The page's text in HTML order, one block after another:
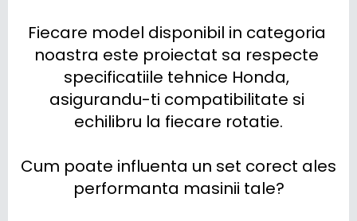
Fiecare model disponibil in categoria
noastra este proiectat sa respecte
specificatiile tehnice Honda,
asigurandu-ti compatibilitate si
echilibru la fiecare rotatie.
Cum poate influenta un set corect ales
performanta masinii tale?